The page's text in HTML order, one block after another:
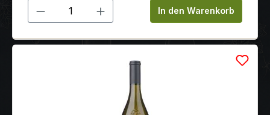
Condrieu 2020 eignet sich hervorragend als
Begleiter zu Fischgerichten, Meeresfrüchten,
Geflügel und leichten Speisen. 97 Punkte Decanter
Produkt Anzahl: Gib denIn den Warenkorb